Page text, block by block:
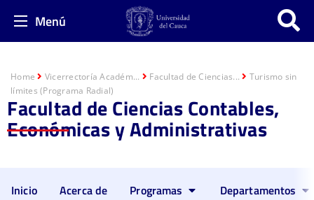
Menú
Home Vicerrectoría Académ... Facultad de Ciencias...
Turismo sin
límites (Programa Radial)
Facultad de Ciencias Contables,
Económicas y Administrativas
Inicio Acerca de Programas Departamentos